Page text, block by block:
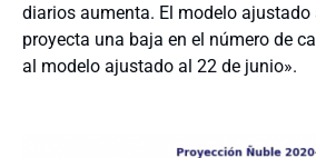
diarios aumenta. El modelo
proyecta una baja en el número de
al modelo ajustado al 22 de junio».